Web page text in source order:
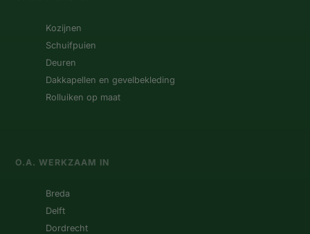
Kozijnen
Schuifpuien
Deuren
Dakkapellen en gevelbekleding
Rolluiken op maat
O.A. WERKZAAM IN
Breda
Delft
Dordrecht